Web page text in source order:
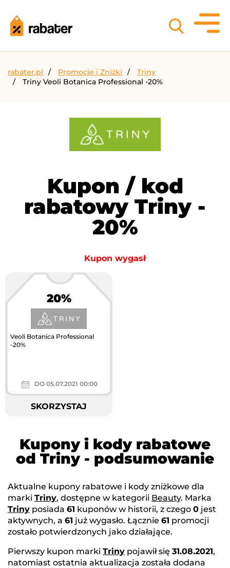
rabater.pl Promocje i Zniżki
Triny
Triny Veoli Botanica Professional -20%
Kupon / kod
rabatowy Triny -
20%
Kupon wygasł
20%
Veoli Botanica Professional
-20%
DO 05.07.2021 00:00
SKORZYSTAJ
Kupony i kody rabatowe
od Triny - podsumowanie
Aktualne kupony rabatowe i kody zniżkowe dla
marki Triny, dostępne w kategorii Beauty. Marka
Triny posiada 61 kuponów w historii, z czego 0 jest
aktywnych, a 61 już wygasło. Łącznie 61 promocji
zostało potwierdzonych jako działające.
Pierwszy kupon marki Triny pojawił się 31.08.2021,
natomiast ostatnia aktualizacja została dodana